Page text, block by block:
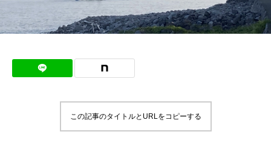
この記事のタイトルとURLをコピーする